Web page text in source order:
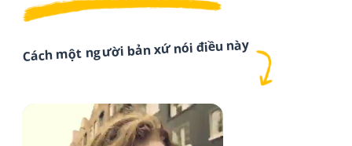
Cách một người bản xứ nói điều này